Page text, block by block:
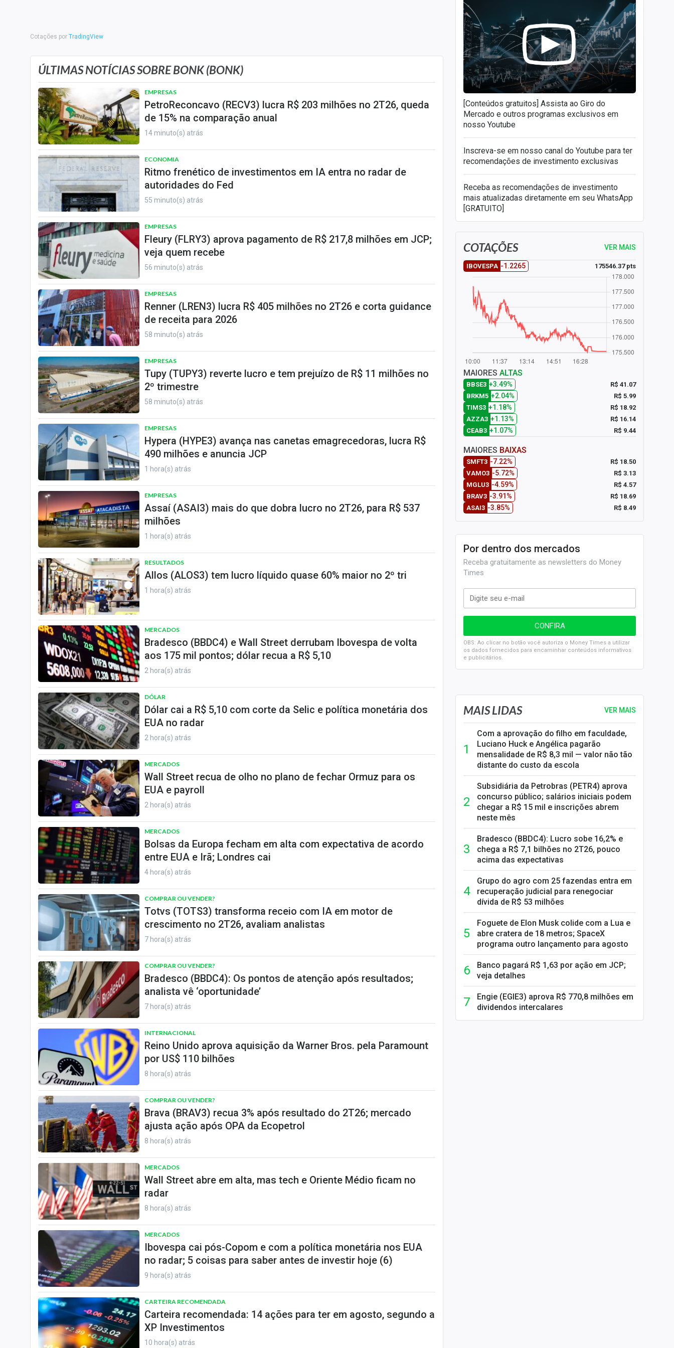
Tecnologia
Expediente
Cotações por TradingView
ÚLTIMAS NOTÍCIAS SOBRE BONK (BONK)
EMPRESAS
PetroReconcavo (RECV3) lucra R$ 203 milhões no 2T26, queda
de 15% na comparação anual
14 minuto(s) atrás
ECONOMIA
Ritmo frenético de investimentos em IA entra no radar de
autoridades do Fed
55 minuto(s) atrás
EMPRESAS
Fleury (FLRY3) aprova pagamento de R$ 217,8 milhões em JCP;
veja quem recebe
56 minuto(s) atrás
EMPRESAS
Renner (LREN3) lucra R$ 405 milhões no 2T26 e corta guidance
de receita para 2026
58 minuto(s) atrás
EMPRESAS
Tupy (TUPY3) reverte lucro e tem prejuízo de R$ 11 milhões no
2º trimestre
58 minuto(s) atrás
EMPRESAS
Hypera (HYPE3) avança nas canetas emagrecedoras, lucra R$
490 milhões e anuncia JCP
1 hora(s) atrás
EMPRESAS
Assaí (ASAI3) mais do que dobra lucro no 2T26, para R$ 537
milhões
1 hora(s) atrás
RESULTADOS
Allos (ALOS3) tem lucro líquido quase 60% maior no 2º tri
1 hora(s) atrás
MERCADOS
Bradesco (BBDC4) e Wall Street derrubam Ibovespa de volta
aos 175 mil pontos; dólar recua a R$ 5,10
2 hora(s) atrás
DÓLAR
Dólar cai a R$ 5,10 com corte da Selic e política monetária dos
EUA no radar
2 hora(s) atrás
MERCADOS
Wall Street recua de olho no plano de fechar Ormuz para os
EUA e payroll
2 hora(s) atrás
MERCADOS
Bolsas da Europa fecham em alta com expectativa de acordo
entre EUA e Irã; Londres cai
4 hora(s) atrás
COMPRAR OU VENDER?
Totvs (TOTS3) transforma receio com IA em motor de
crescimento no 2T26, avaliam analistas
7 hora(s) atrás
COMPRAR OU VENDER?
Bradesco (BBDC4): Os pontos de atenção após resultados;
analista vê ‘oportunidade’
7 hora(s) atrás
INTERNACIONAL
Reino Unido aprova aquisição da Warner Bros. pela Paramount
por US$ 110 bilhões
8 hora(s) atrás
COMPRAR OU VENDER?
Brava (BRAV3) recua 3% após resultado do 2T26; mercado
ajusta ação após OPA da Ecopetrol
8 hora(s) atrás
MERCADOS
Wall Street abre em alta, mas tech e Oriente Médio ficam no
radar
8 hora(s) atrás
MERCADOS
Ibovespa cai pós-Copom e com a política monetária nos EUA
no radar; 5 coisas para saber antes de investir hoje (6)
9 hora(s) atrás
CARTEIRA RECOMENDADA
Carteira recomendada: 14 ações para ter em agosto, segundo a
XP Investimentos
10 hora(s) atrás
[Conteúdos gratuitos] Assista ao Giro do
Mercado e outros programas exclusivos em
nosso Youtube
Inscreva-se em nosso canal do Youtube para ter
recomendações de investimento exclusivas
Receba as recomendações de investimento
mais atualizadas diretamente em seu WhatsApp
[GRATUITO]
COTAÇÕES VER MAIS
IBOVESPA -1.2265 175546.37 pts
MAIORES ALTAS
BBSE3 +3.49%
R$ 41.07
BRKM5 +2.04%
R$ 5.99
TIMS3 +1.18%
R$ 18.92
AZZA3 +1.13%
R$ 16.14
CEAB3 +1.07% R$ 9.44
MAIORES BAIXAS
SMFT3 -7.22%
R$ 18.50
VAMO3 -5.72%
R$ 3.13
MGLU3 -4.59%
R$ 4.57
BRAV3 -3.91%
R$ 18.69
ASAI3 -3.85% R$ 8.49
Por dentro dos mercados
Receba gratuitamente as newsletters do Money
Times
OBS: Ao clicar no botão você autoriza o Money Times a utilizar
os dados fornecidos para encaminhar conteúdos informativos
e publicitários.
SELIC em 14%: A repercussão da decisão sobre os JUROS
MAIS LIDAS VER MAIS
Com a aprovação do filho em faculdade,
Luciano Huck e Angélica pagarão
mensalidade de R$ 8,3 mil — valor não tão
distante do custo da escola
Subsidiária da Petrobras (PETR4) aprova
concurso público; salários iniciais podem
chegar a R$ 15 mil e inscrições abrem
neste mês
Bradesco (BBDC4): Lucro sobe 16,2% e
chega a R$ 7,1 bilhões no 2T26, pouco
acima das expectativas
Grupo do agro com 25 fazendas entra em
recuperação judicial para renegociar
dívida de R$ 53 milhões
Foguete de Elon Musk colide com a Lua e
abre cratera de 18 metros; SpaceX
programa outro lançamento para agosto
Banco pagará R$ 1,63 por ação em JCP;
veja detalhes
Engie (EGIE3) aprova R$ 770,8 milhões em
dividendos intercalares